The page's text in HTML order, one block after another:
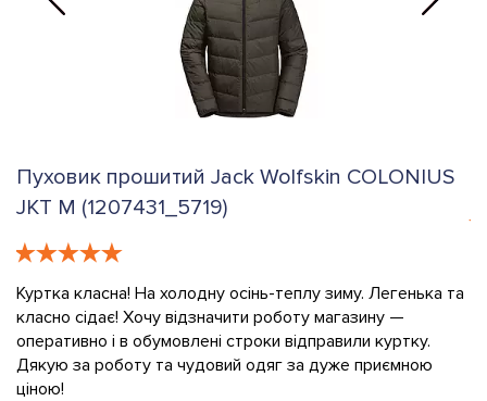
Пуховик прошитий Jack Wolfskin COLONIUS
JKT M (1207431_5719)
Куртка класна! На холодну осінь-теплу зиму. Легенька та
класно сідає! Хочу відзначити роботу магазину —
оперативно і в обумовлені строки відправили куртку.
Дякую за роботу та чудовий одяг за дуже приємною
ціною!